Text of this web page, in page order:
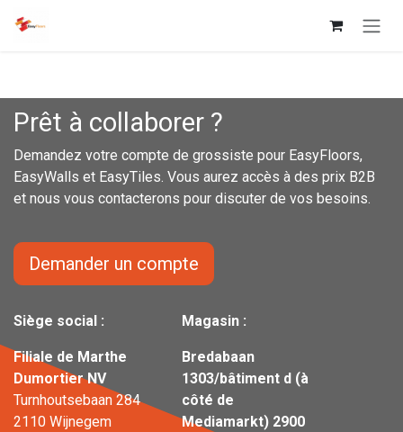
Prêt à collaborer ?
Demandez votre compte de grossiste pour EasyFloors,
EasyWalls et EasyTiles. Vous aurez accès à des prix B2B
et nous vous contacterons pour discuter de vos besoins.
Siège social :
Filiale de Marthe
Dumortier NV
Turnhoutsebaan 284
2110 Wijnegem
Magasin :
Bredabaan
1303/bâtiment d (à
côté de
Mediamarkt) 2900
Demander un compte